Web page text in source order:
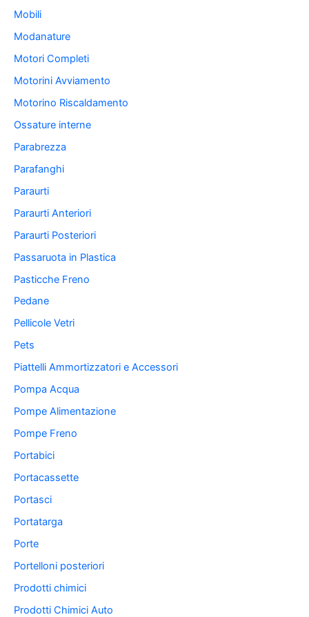
Mobili
Modanature
Motori Completi
Motorini Avviamento
Motorino Riscaldamento
Ossature interne
Parabrezza
Parafanghi
Paraurti
Paraurti Anteriori
Paraurti Posteriori
Passaruota in Plastica
Pasticche Freno
Pedane
Pellicole Vetri
Pets
Piattelli Ammortizzatori e Accessori
Pompa Acqua
Pompe Alimentazione
Pompe Freno
Portabici
Portacassette
Portasci
Portatarga
Porte
Portelloni posteriori
Prodotti chimici
Prodotti Chimici Auto